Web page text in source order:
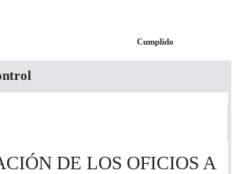
Cumplido
DE LOS OFICIOS A